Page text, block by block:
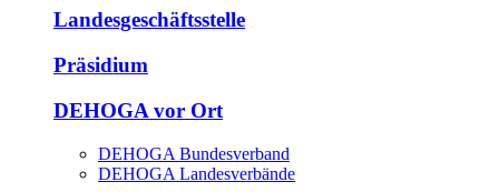
Landesgeschäftsstelle
Präsidium
DEHOGA vor Ort
DEHOGA Bundesverband
DEHOGA Landesverbände